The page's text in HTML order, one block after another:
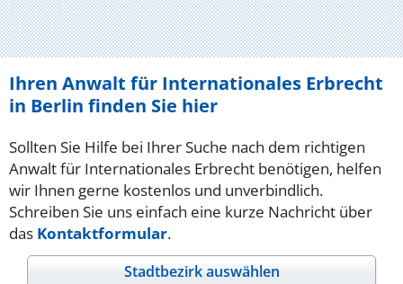
Ihren Anwalt für Internationales Erbrecht
in Berlin finden Sie hier
Sollten Sie Hilfe bei Ihrer Suche nach dem richtigen
Anwalt für Internationales Erbrecht benötigen, helfen
wir Ihnen gerne kostenlos und unverbindlich.
Schreiben Sie uns einfach eine kurze Nachricht über
das Kontaktformular.
Stadtbezirk auswählen